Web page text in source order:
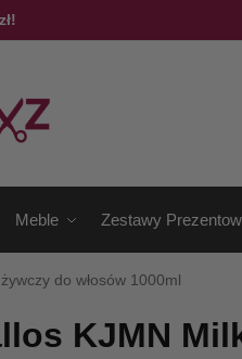
Meble Zestawy
do włosów 1000ml
KJMN